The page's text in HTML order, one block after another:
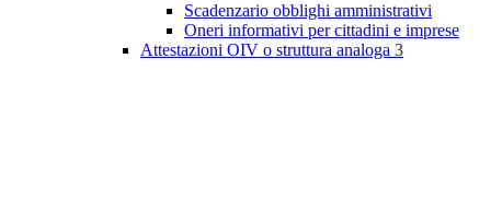
Scadenzario obblighi amministrativi
Oneri informativi per cittadini e imprese
Attestazioni OIV o struttura analoga 3